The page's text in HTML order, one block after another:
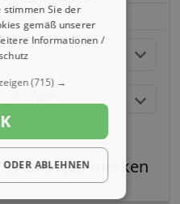
stimmen Sie der
gemäß unserer
Informationen /
(715) →
ABLEHNEN